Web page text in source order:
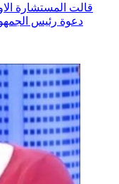
قالت المستشارة
دعوة رئيس